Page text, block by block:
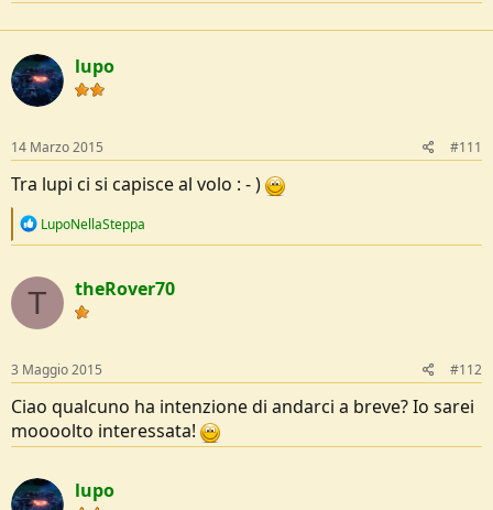
lupo
14 Marzo 2015 #111
Tra lupi ci si capisce al volo : - )
R
c
t
o
s
:
LupoNellaSteppa
T theRover70
3 Maggio 2015 #112
Ciao qualcuno ha intenzione di andarci a breve? Io sarei
moooolto interessata!
lupo